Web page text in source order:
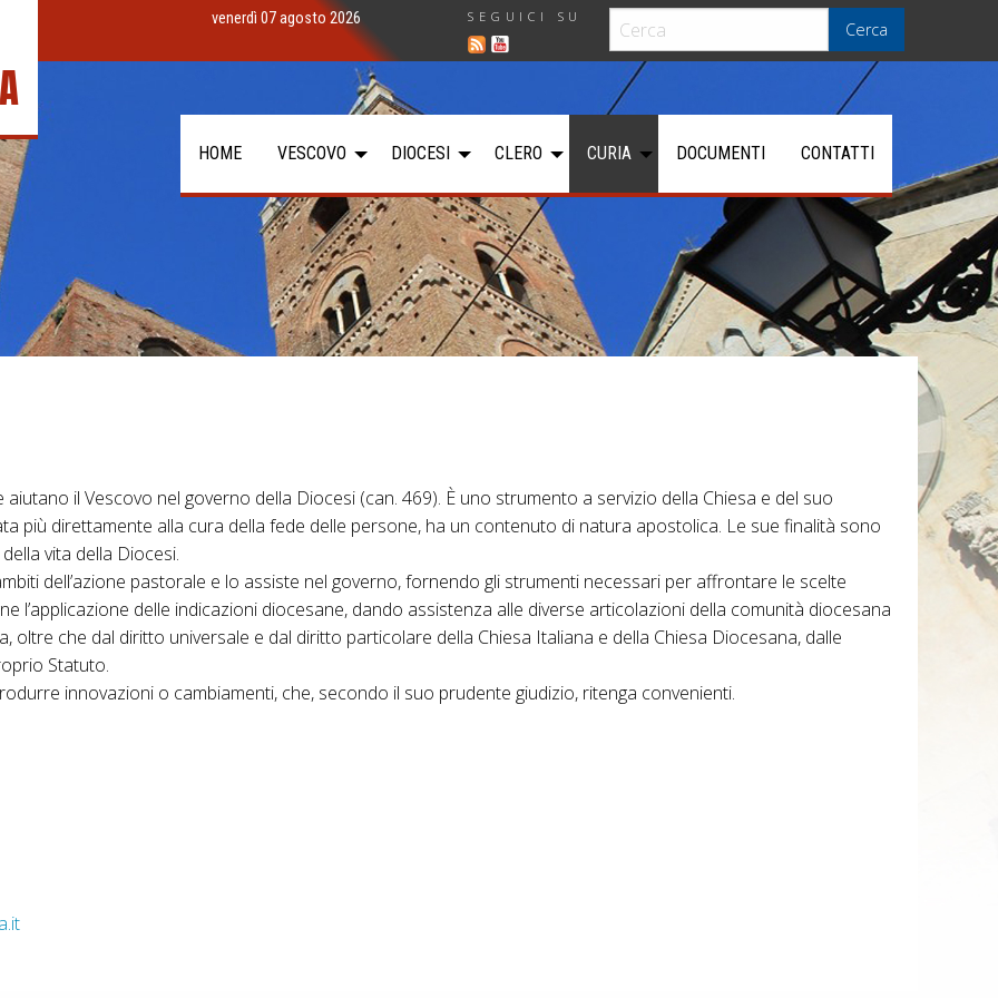
Cerca
SEGUICI SU
venerdì 07 agosto 2026
HOME VESCOVO DIOCESI CLERO CURIA DOCUMENTI CONTATTI
il Vescovo nel governo della Diocesi (can. 469). È uno strumento a servizio della Chiesa e del suo
più direttamente alla cura della fede delle persone, ha un contenuto di natura apostolica. Le sue finalità sono
vita della Diocesi.
dell’azione pastorale e lo assiste nel governo, fornendo gli strumenti necessari per affrontare le scelte
l’applicazione delle indicazioni diocesane, dando assistenza alle diverse articolazioni della comunità diocesana
oltre che dal diritto universale e dal diritto particolare della Chiesa Italiana e della Chiesa Diocesana, dalle
Statuto.
innovazioni o cambiamenti, che, secondo il suo prudente giudizio, ritenga convenienti.